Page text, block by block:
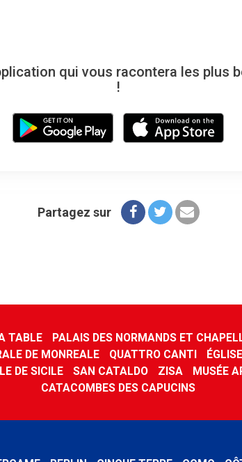
qui vous racontera les plus
!
Partagez sur
TABLE PALAIS DES NORMANDS ET
DE MONREALE QUATTRO CANTI
DE SICILE
SAN CATALDO ZISA MUSÉE
CATACOMBES DES CAPUCINS